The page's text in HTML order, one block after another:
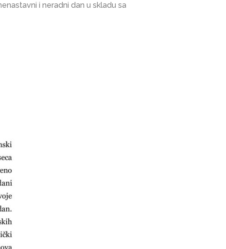
i neradni dan u skladu sa